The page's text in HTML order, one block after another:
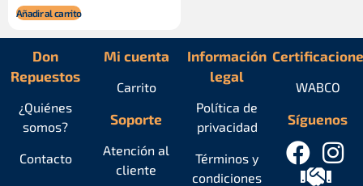
Añadir al carrito
Don
Repuestos
¿Quiénes
somos?
Contacto
Mi cuenta
Carrito
Soporte
Atención al
cliente
Información
legal
Política de
privacidad
Términos y
condiciones
Síguenos
WABCO